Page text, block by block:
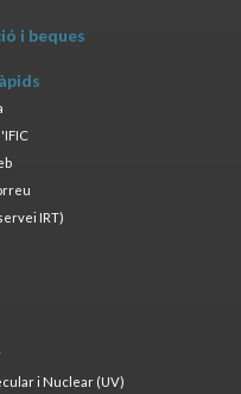
i beques
IRT)
i Nuclear (UV)